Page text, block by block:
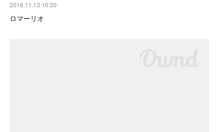
2016.11.13 10:30
ロマーリオ